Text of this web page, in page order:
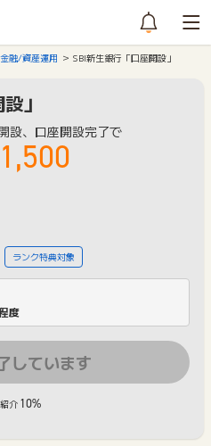
金融/資産運用 SBI新生銀行「口座開設」
」
設、口座開設完了で
1,500
ランク特典対象
度
しています
介 10%